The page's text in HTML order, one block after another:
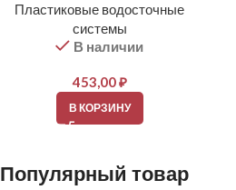
Пластиковые водосточные
системы
В наличии
453,00₽
В КОРЗИНУ
Популярный товар